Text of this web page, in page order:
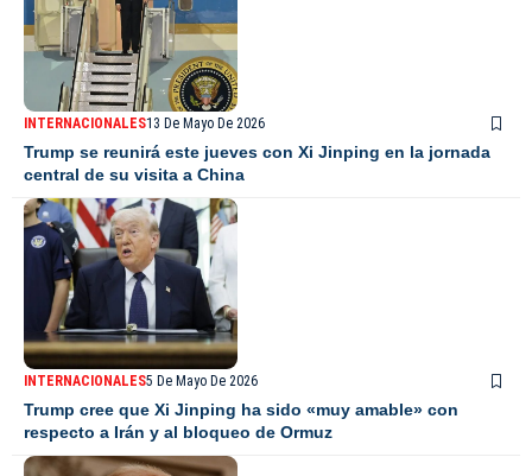
INTERNACIONALES13 De Mayo De 2026
Trump se reunirá este jueves con Xi Jinping en la jornada
central de su visita a China
INTERNACIONALES5 De Mayo De 2026
Trump cree que Xi Jinping ha sido «muy amable» con
respecto a Irán y al bloqueo de Ormuz